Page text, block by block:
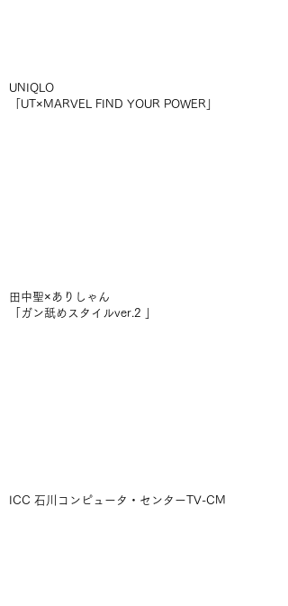
UNIQLO
「UT×MARVEL FIND YOUR POWER」
田中聖×ありしゃん
「ガン舐めスタイルver.2 」
ICC 石川コンピュータ・センターTV-CM